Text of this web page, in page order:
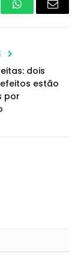
WhatsAppEmail
dois
estão
por